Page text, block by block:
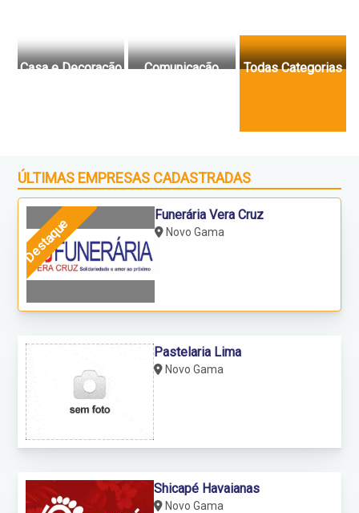
Casa e Decoração Comunicação Todas Categorias
ÚLTIMAS EMPRESAS CADASTRADAS
Destaque Novo Gama
Funerária Vera Cruz
Novo Gama
Pastelaria Lima
Novo Gama
Shicapé Havaianas